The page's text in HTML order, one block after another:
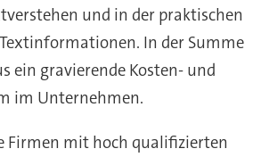
und in der praktischen
In der Summe
ein gravierende Kosten- und
im Unternehmen.
Firmen mit hoch qualifizierten